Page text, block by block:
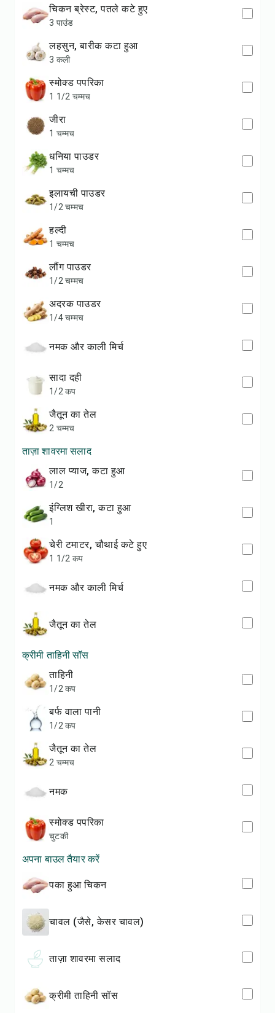
चिकन ब्रेस्ट, पतले कटे हुए
3 पाउंड
लहसुन, बारीक कटा हुआ
3 कली
स्मोक्ड पपरिका
1 1/2 चम्मच
जीरा
1 चम्मच
धनिया पाउडर
1 चम्मच
इलायची पाउडर
1/2 चम्मच
हल्दी
1 चम्मच
लौंग पाउडर
1/2 चम्मच
अदरक पाउडर
1/4 चम्मच
नमक और काली मिर्च
सादा दही
1/2 कप
जैतून का तेल
2 चम्मच
ताज़ा शावरमा सलाद
लाल प्याज, कटा हुआ
1/2
इंग्लिश खीरा, कटा हुआ
1
चेरी टमाटर, चौथाई कटे हुए
1 1/2 कप
नमक और काली मिर्च
जैतून का तेल
क्रीमी ताहिनी सॉस
ताहिनी
1/2 कप
बर्फ वाला पानी
1/2 कप
जैतून का तेल
2 चम्मच
नमक
स्मोक्ड पपरिका
चुटकी
अपना बाउल तैयार करें
पका हुआ चिकन
चावल (जैसे, केसर चावल)
ताज़ा शावरमा सलाद
क्रीमी ताहिनी सॉस